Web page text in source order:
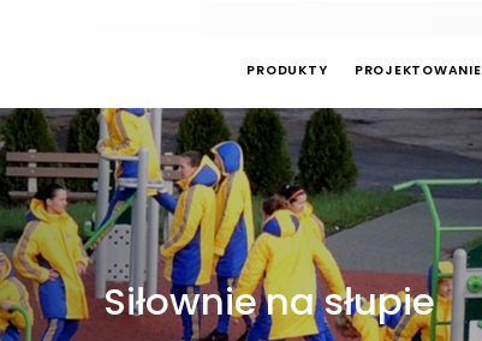
PRODUKTY PROJEKTOWANIE
Siłownie na słupie